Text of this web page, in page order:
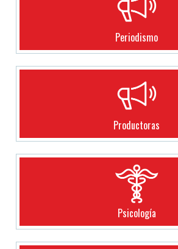
Periodismo
Productoras
Psicología